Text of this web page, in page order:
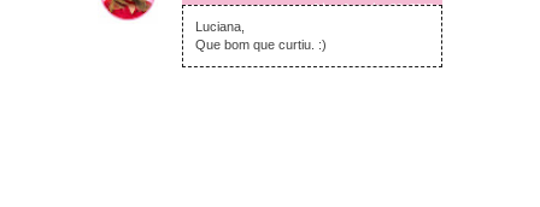
terça-feira, fevereiro 26, 2013
Luciana,
Que bom que curtiu. :)